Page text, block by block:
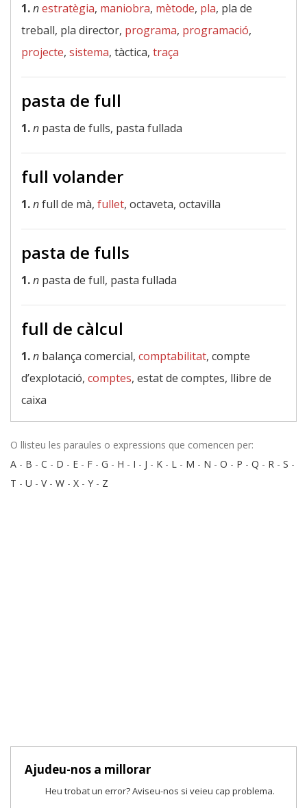
1.nestratègia, maniobra, mètode, pla, pla de
treball, pla director, programa, programació,
projecte, sistema, tàctica, traça
pasta de full
1.n pasta de fulls, pasta fullada
full volander
1.nfull de mà, fullet, octaveta, octavilla
pasta de fulls
1.n pasta de full, pasta fullada
full de càlcul
1.n balança comercial, comptabilitat, compte
d’explotació, comptes, estat de comptes, llibre de
caixa
O llisteu les paraules o expressions que comencen per:
A - B - C - D - E - F - G - H - I - J - K - L - M - N - O - P - Q - R - S -
T - U - V- W - X - Y - Z
Ajudeu-nos a millorar
Heu trobat un error? Aviseu-nos si veieu cap problema.